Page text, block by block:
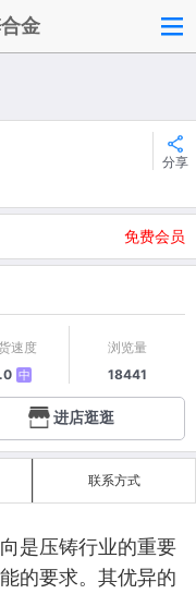
金
分享
免费会员
速度
中
浏览量
18441
进店逛逛
联系方式
是压铸行业的重要
的要求。其优异的